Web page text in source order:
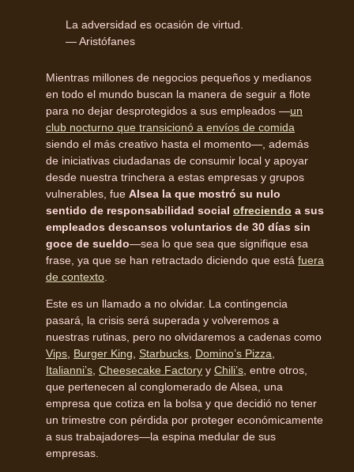
La adversidad es ocasión de virtud.
— Aristófanes
Mientras millones de negocios pequeños y medianos
en todo el mundo buscan la manera de seguir a flote
para no dejar desprotegidos a sus empleados —un
club nocturno que transicionó a envíos de comida
siendo el más creativo hasta el momento—, además
de iniciativas ciudadanas de consumir local y apoyar
desde nuestra trinchera a estas empresas y grupos
vulnerables, fue Alsea la que mostró su nulo
sentido de responsabilidad social ofreciendo a sus
empleados descansos voluntarios de 30 días sin
goce de sueldo—sea lo que sea que signifique esa
frase, ya que se han retractado diciendo que está fuera
de contexto
Este es un llamado a no olvidar. La contingencia
pasará, la crisis será superada y volveremos a
nuestras rutinas, pero no olvidaremos a cadenas como
Vips Burger King Starbucks Domino’s Pizza
Italianni’s Cheesecake Factory y Chili’s , entre otros,
que pertenecen al conglomerado de Alsea, una
empresa que cotiza en la bolsa y que decidió no tener
un trimestre con pérdida por proteger económicamente
a sus trabajadores—la espina medular de sus
empresas.